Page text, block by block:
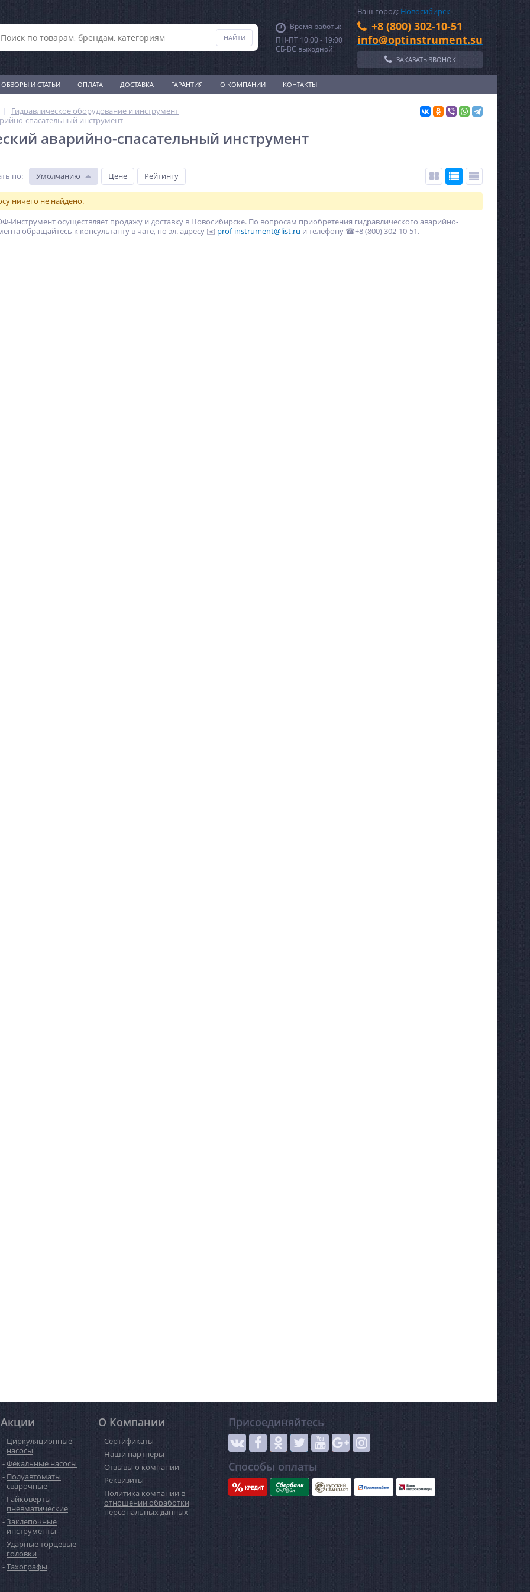
Время работы:
ПН-ПТ 10:00 - 19:00
СБ-ВС выходной
Ваш город: Новосибирск
+8 (800) 302-10-51
info@optinstrument.su
ЗАКАЗАТЬ ЗВОНОК
ОБЗОРЫ И СТАТЬИ ОПЛАТА ДОСТАВКА ГАРАНТИЯ О КОМПАНИИ КОНТАКТЫ
Гидравлическое оборудование и инструмент
спасательный инструмент
аварийно-спасательный инструмент
по: Умолчанию Цене Рейтингу
ничего не найдено.
Инструмент осуществляет продажу и доставку в Новосибирске. По вопросам приобретения гидравлического аварийно-
обращайтесь к консультанту в чате, по эл. адресу ✉️ prof-instrument@list.ru и телефону ☎+8 (800) 302-10-51.
Акции
Циркуляционные
насосы
Фекальные насосы
Полуавтоматы
сварочные
Гайковерты
пневматические
Заклепочные
инструменты
Ударные торцевые
головки
Тахографы
О Компании
Сертификаты
Наши партнеры
Отзывы о компании
Реквизиты
Политика компании в
отношении обработки
персональных данных
Присоединяйтесь
Способы оплаты